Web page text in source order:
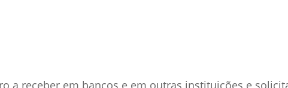
a receber em bancos e em outras instituições e